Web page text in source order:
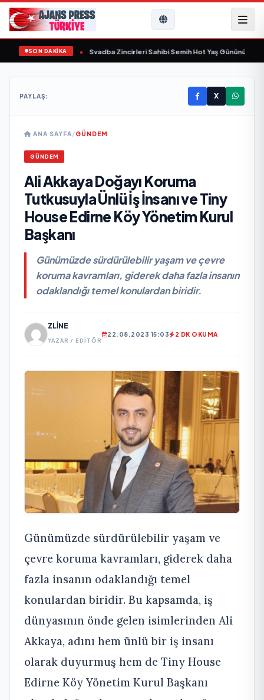
SON DAKİKA
yaşamını yitirdi Svadba Zincirleri Sahibi Semih Hot Yaş Gününü Sanat
PAYLAŞ: X
ANA SAYFA/GÜNDEM
GÜNDEM
Ali Akkaya Doğayı Koruma
Tutkusuyla Ünlü İş İnsanı ve Tiny
House Edirne Köy Yönetim Kurul
Başkanı
Günümüzde sürdürülebilir yaşam ve çevre
koruma kavramları, giderek daha fazla insanın
odaklandığı temel konulardan biridir.
ZLINE
YAZAR / EDITÖR
22.08.2023 15:03 2 DK OKUMA
Günümüzde sürdürülebilir yaşam ve
çevre koruma kavramları, giderek daha
fazla insanın odaklandığı temel
konulardan biridir. Bu kapsamda, iş
dünyasının önde gelen isimlerinden Ali
Akkaya, adını hem ünlü bir iş insanı
olarak duyurmuş hem de Tiny House
Edirne Köy Yönetim Kurul Başkanı